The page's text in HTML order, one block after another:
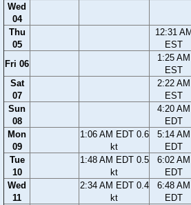
Wed
04
Thu
05
12:31 AM
EST
Fri 06
1:25 AM
EST
Sat
07
2:22 AM
EST
Sun
08
4:20 AM
EDT
Mon
09
1:06 AM EDT 0.6
kt
5:14 AM
EDT
Tue
10
1:48 AM EDT 0.5
kt
6:02 AM
EDT
Wed
11
2:34 AM EDT 0.4
kt
6:48 AM
EDT